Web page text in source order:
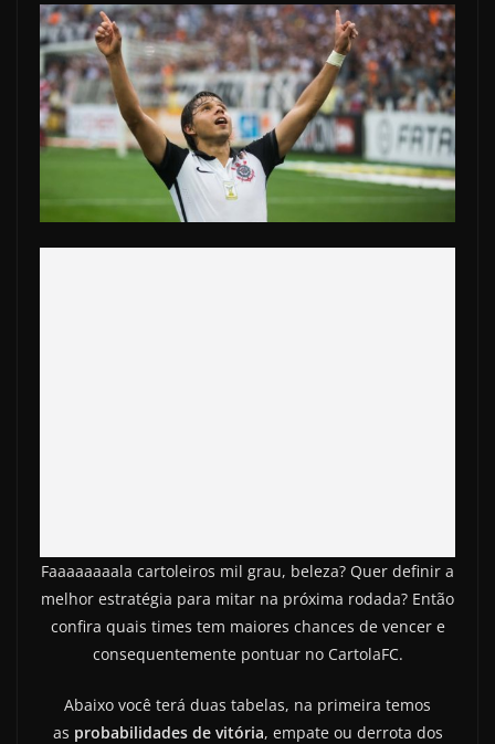
Faaaaaaaala cartoleiros mil grau, beleza? Quer definir a
melhor estratégia para mitar na próxima rodada? Então
confira quais times tem maiores chances de vencer e
consequentemente pontuar no CartolaFC.
Abaixo você terá duas tabelas, na primeira temos
as probabilidades de vitória, empate ou derrota dos